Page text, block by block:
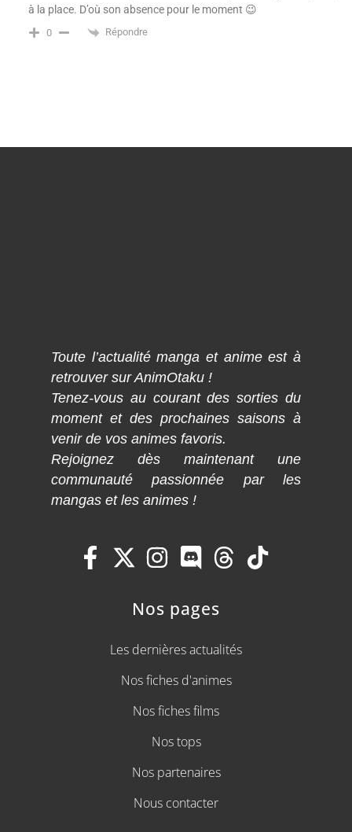
à la place. D’où son absence pour le moment 😉
0 Répondre
Toute l’actualité manga et anime est à
retrouver sur AnimOtaku !
Tenez-vous au courant des sorties du
moment et des prochaines saisons à
venir de vos animes favoris.
Rejoignez dès maintenant une
communauté passionnée par les
mangas et les animes !
Nos pages
Les dernières actualités
Nos fiches d'animes
Nos fiches films
Nos tops
Nos partenaires
Nous contacter